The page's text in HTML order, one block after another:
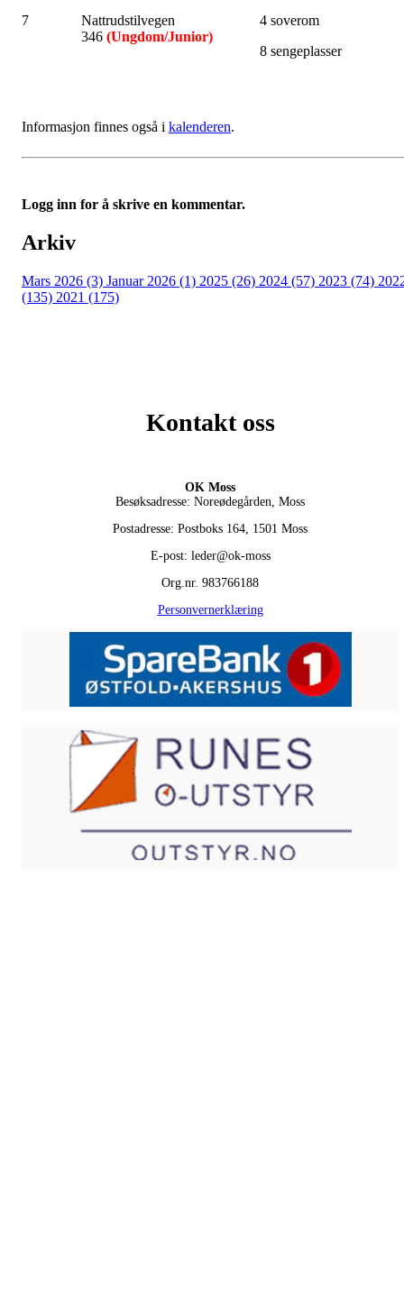
7
Nattrudstilvegen
346 (Ungdom/Junior)
4 soverom
8 sengeplasser
Informasjon finnes også i kalenderen.
Logg inn for å skrive en kommentar.
Arkiv
Mars 2026 (3) Januar 2026 (1) 2025 (26) 2024 (57) 2023 (74)
(135) 2021 (175)
Kontakt oss
OK Moss
Besøksadresse: Noreødegården, Moss
Postadresse: Postboks 164, 1501 Moss
E-post: leder@ok-moss
Org.nr. 983766188
Personvernerklæring